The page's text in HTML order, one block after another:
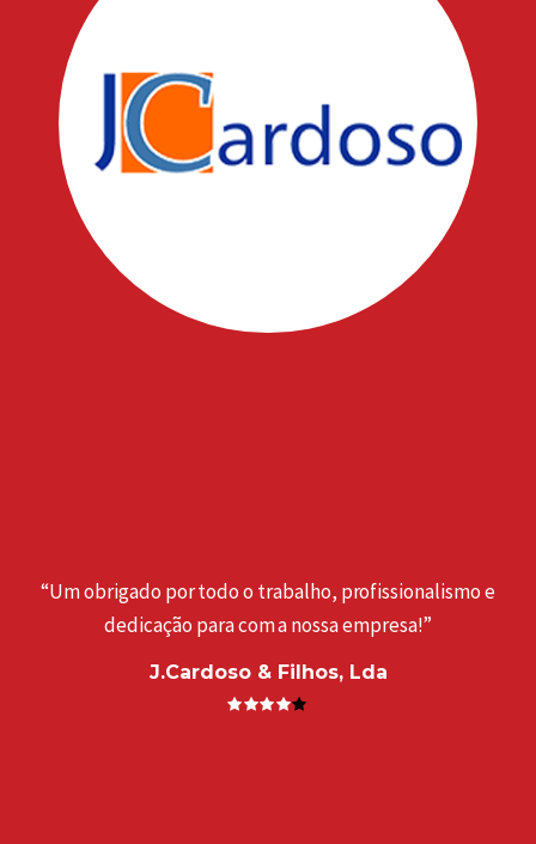
“Um obrigado por todo o trabalho, profissionalismo e
dedicação para com a nossa empresa!”
J.Cardoso & Filhos, Lda